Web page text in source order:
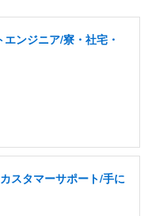
ンジニア/寮・社宅・
スタマーサポート/手に